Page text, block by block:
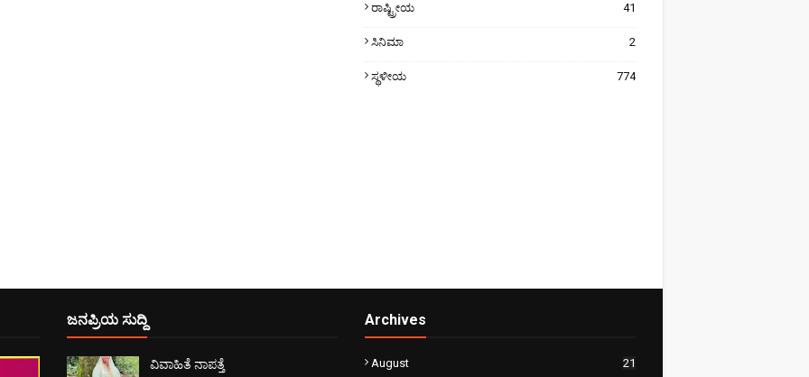
ರಾಷ್ಟ್ರೀಯ 41
ಸಿನಿಮಾ 2
ಸ್ಥಳೀಯ 774
ಜನಪ್ರಿಯ ಸುದ್ದಿ
ವಿವಾಹಿತೆ ನಾಪತ್ತೆ
Archives
August 21